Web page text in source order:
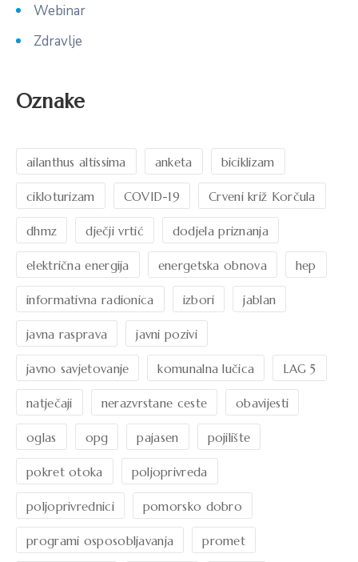
Webinar
Zdravlje
Oznake
ailanthus altissima anketa biciklizam
cikloturizam COVID-19 Crveni križ Korčula
dhmz dječji vrtić dodjela priznanja
električna energija energetska obnova hep
informativna radionica izbori jablan
javna rasprava javni pozivi
javno savjetovanje komunalna lučica LAG 5
natječaji nerazvrstane ceste obavijesti
oglas opg pajasen pojilište
pokret otoka poljoprivreda
poljoprivrednici pomorsko dobro
programi osposobljavanja promet